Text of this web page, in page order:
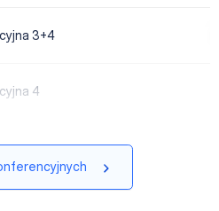
3+4
4